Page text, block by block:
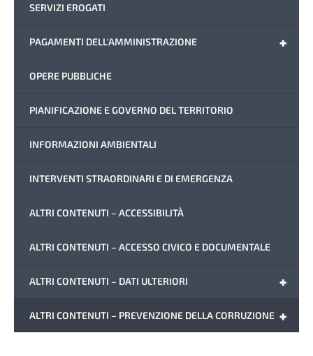
SERVIZI EROGATI
+
PAGAMENTI DELL'AMMINISTRAZIONE
OPERE PUBBLICHE
PIANIFICAZIONE E GOVERNO DEL TERRITORIO
INFORMAZIONI AMBIENTALI
INTERVENTI STRAORDINARI E DI EMERGENZA
ALTRI CONTENUTI – ACCESSIBILITÀ
ALTRI CONTENUTI – ACCESSO CIVICO E DOCUMENTALE
+
ALTRI CONTENUTI – DATI ULTERIORI
+
ALTRI CONTENUTI – PREVENZIONE DELLA CORRUZIONE